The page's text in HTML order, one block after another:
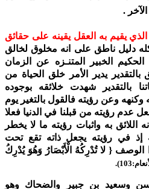
الآخر .
يقيم به العقل يقينه على حقائق
دليل ناطق على انه مخلوق لخالق
الخبير المتنـزه عن الزمان
يدير الأمر خلق الحياة من
بالتقدير شهدت خلائقه بوجوده
وعن رؤيته فالقول بالتغير يوم
عدم رؤيته من قبلنا في الدنيا فعلا
اللائق به واثبات رؤيته ما لا يخطر
إذ في رؤيته يجعل ذاته تقع تحت
{ لا تُدْرِكُهُ الْأَبْصَارُ وَهُوَ يُدْرِكُ
وسعيد بن جبير والضحاك وهو